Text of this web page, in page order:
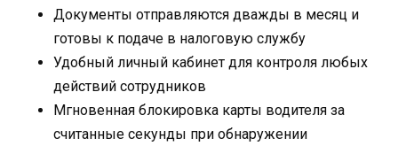
Документы отправляются дважды в месяц и
готовы к подаче в налоговую службу
Удобный личный кабинет для контроля любых
действий сотрудников
Мгновенная блокировка карты водителя за
считанные секунды при обнаружении